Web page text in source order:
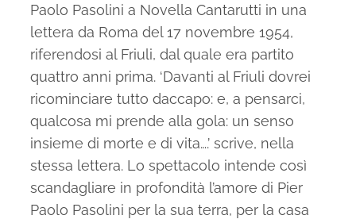
Paolo Pasolini a Novella Cantarutti in una
lettera da Roma del 17 novembre 1954,
riferendosi al Friuli, dal quale era partito
quattro anni prima. ‘Davanti al Friuli dovrei
ricominciare tutto daccapo: e, a pensarci,
qualcosa mi prende alla gola: un senso
insieme di morte e di vita….’ scrive, nella
stessa lettera. Lo spettacolo intende così
scandagliare in profondità l’amore di Pier
Paolo Pasolini per la sua terra, per la casa